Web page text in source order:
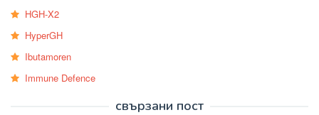
HGH-X2
HyperGH
Ibutamoren
Immune Defence
свързани пост